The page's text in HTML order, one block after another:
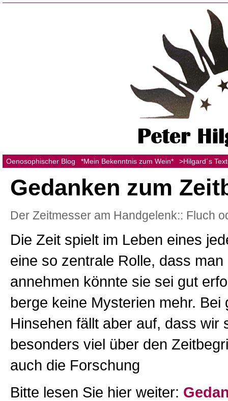
Oenosophischer Blog *Mein Bekenntnis zum Wein* >Hilgard´s
Gedanken zum
Der Zeitmesser am Handgelenk:: Fluch
Die Zeit spielt im Leben eines
eine so zentrale Rolle, dass man
annehmen könnte sie sei gut
berge keine Mysterien mehr. Bei
Hinsehen fällt aber auf, dass wir
besonders viel über den
auch die Forschung
Bitte lesen Sie hier weiter: